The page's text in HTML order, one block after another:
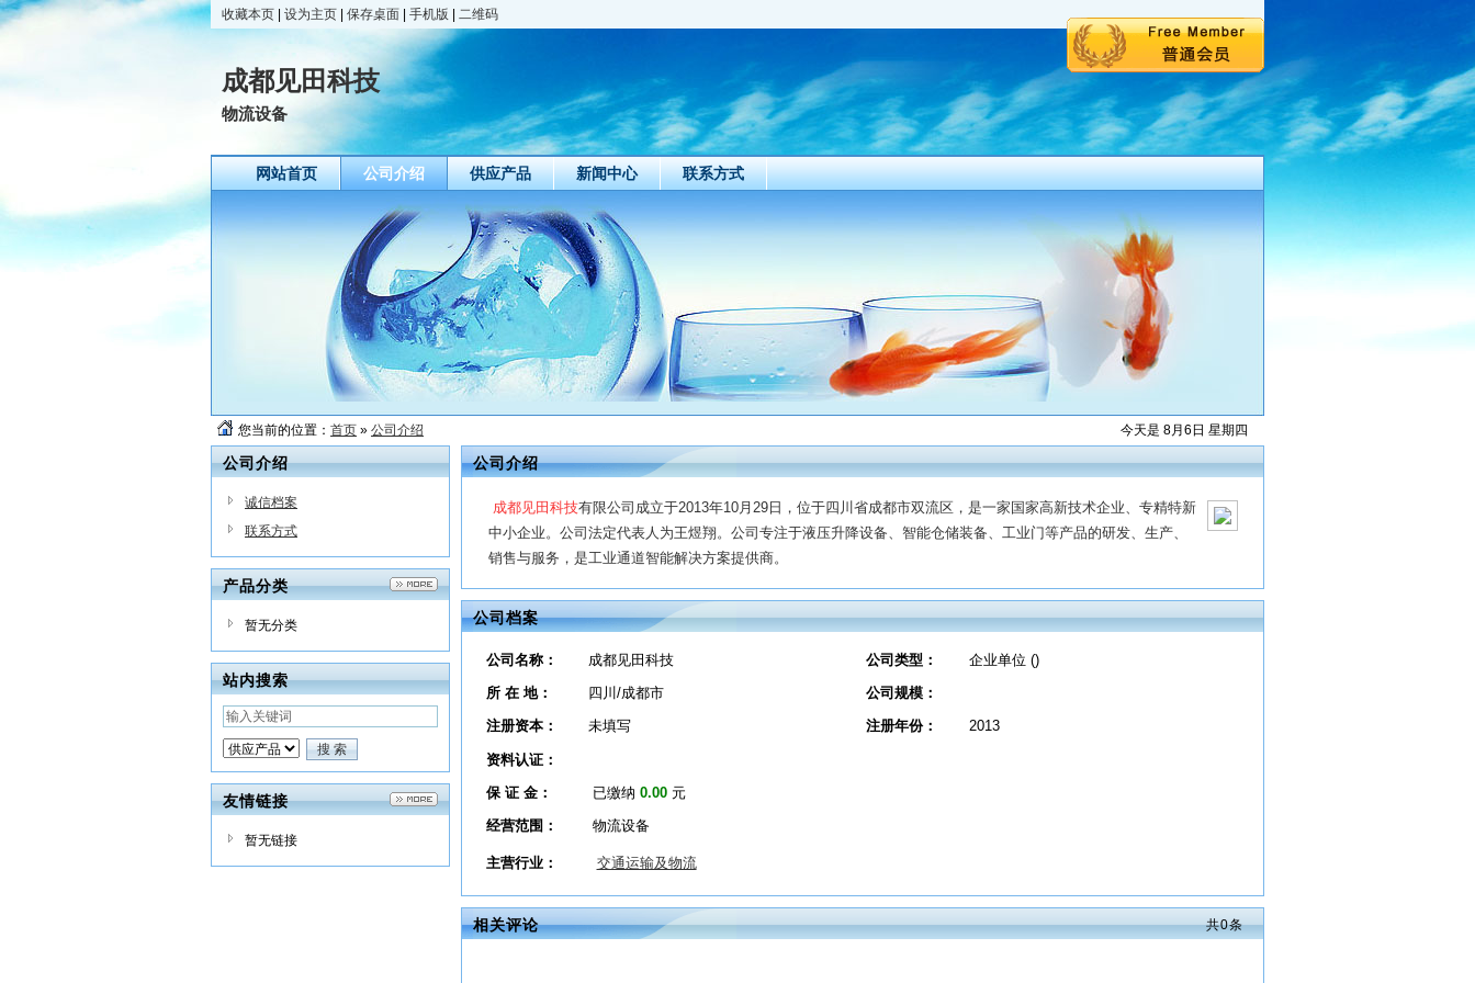
收藏本页 设为主页 保存桌面 手机版 二维码
成都见田科技
物流设备
网站首页 公司介绍 供应产品 新闻中心 联系方式
今天是 8月6日 星期四
您当前的位置： 首页 » 公司介绍
公司介绍
诚信档案
联系方式
产品分类
暂无分类
站内搜索
友情链接
暂无链接
公司介绍
成都见田科技有限公司成立于2013年10月29日，位于四川省成都市双流区，是一家国家高新技术企业、专精特新
中小企业。公司法定代表人为王煜翔。公司专注于液压升降设备、智能仓储装备、工业门等产品的研发、生产、
销售与服务，是工业通道智能解决方案提供商。
公司档案
公司名称： 成都见田科技 公司类型：
企业单位 ()
所 在 地：
四川/成都市
公司规模：
注册资本：
未填写 注册年份： 2013
资料认证：
保 证 金：
已缴纳 0.00元
经营范围：
物流设备
主营行业： 交通运输及物流
共0条
相关评论